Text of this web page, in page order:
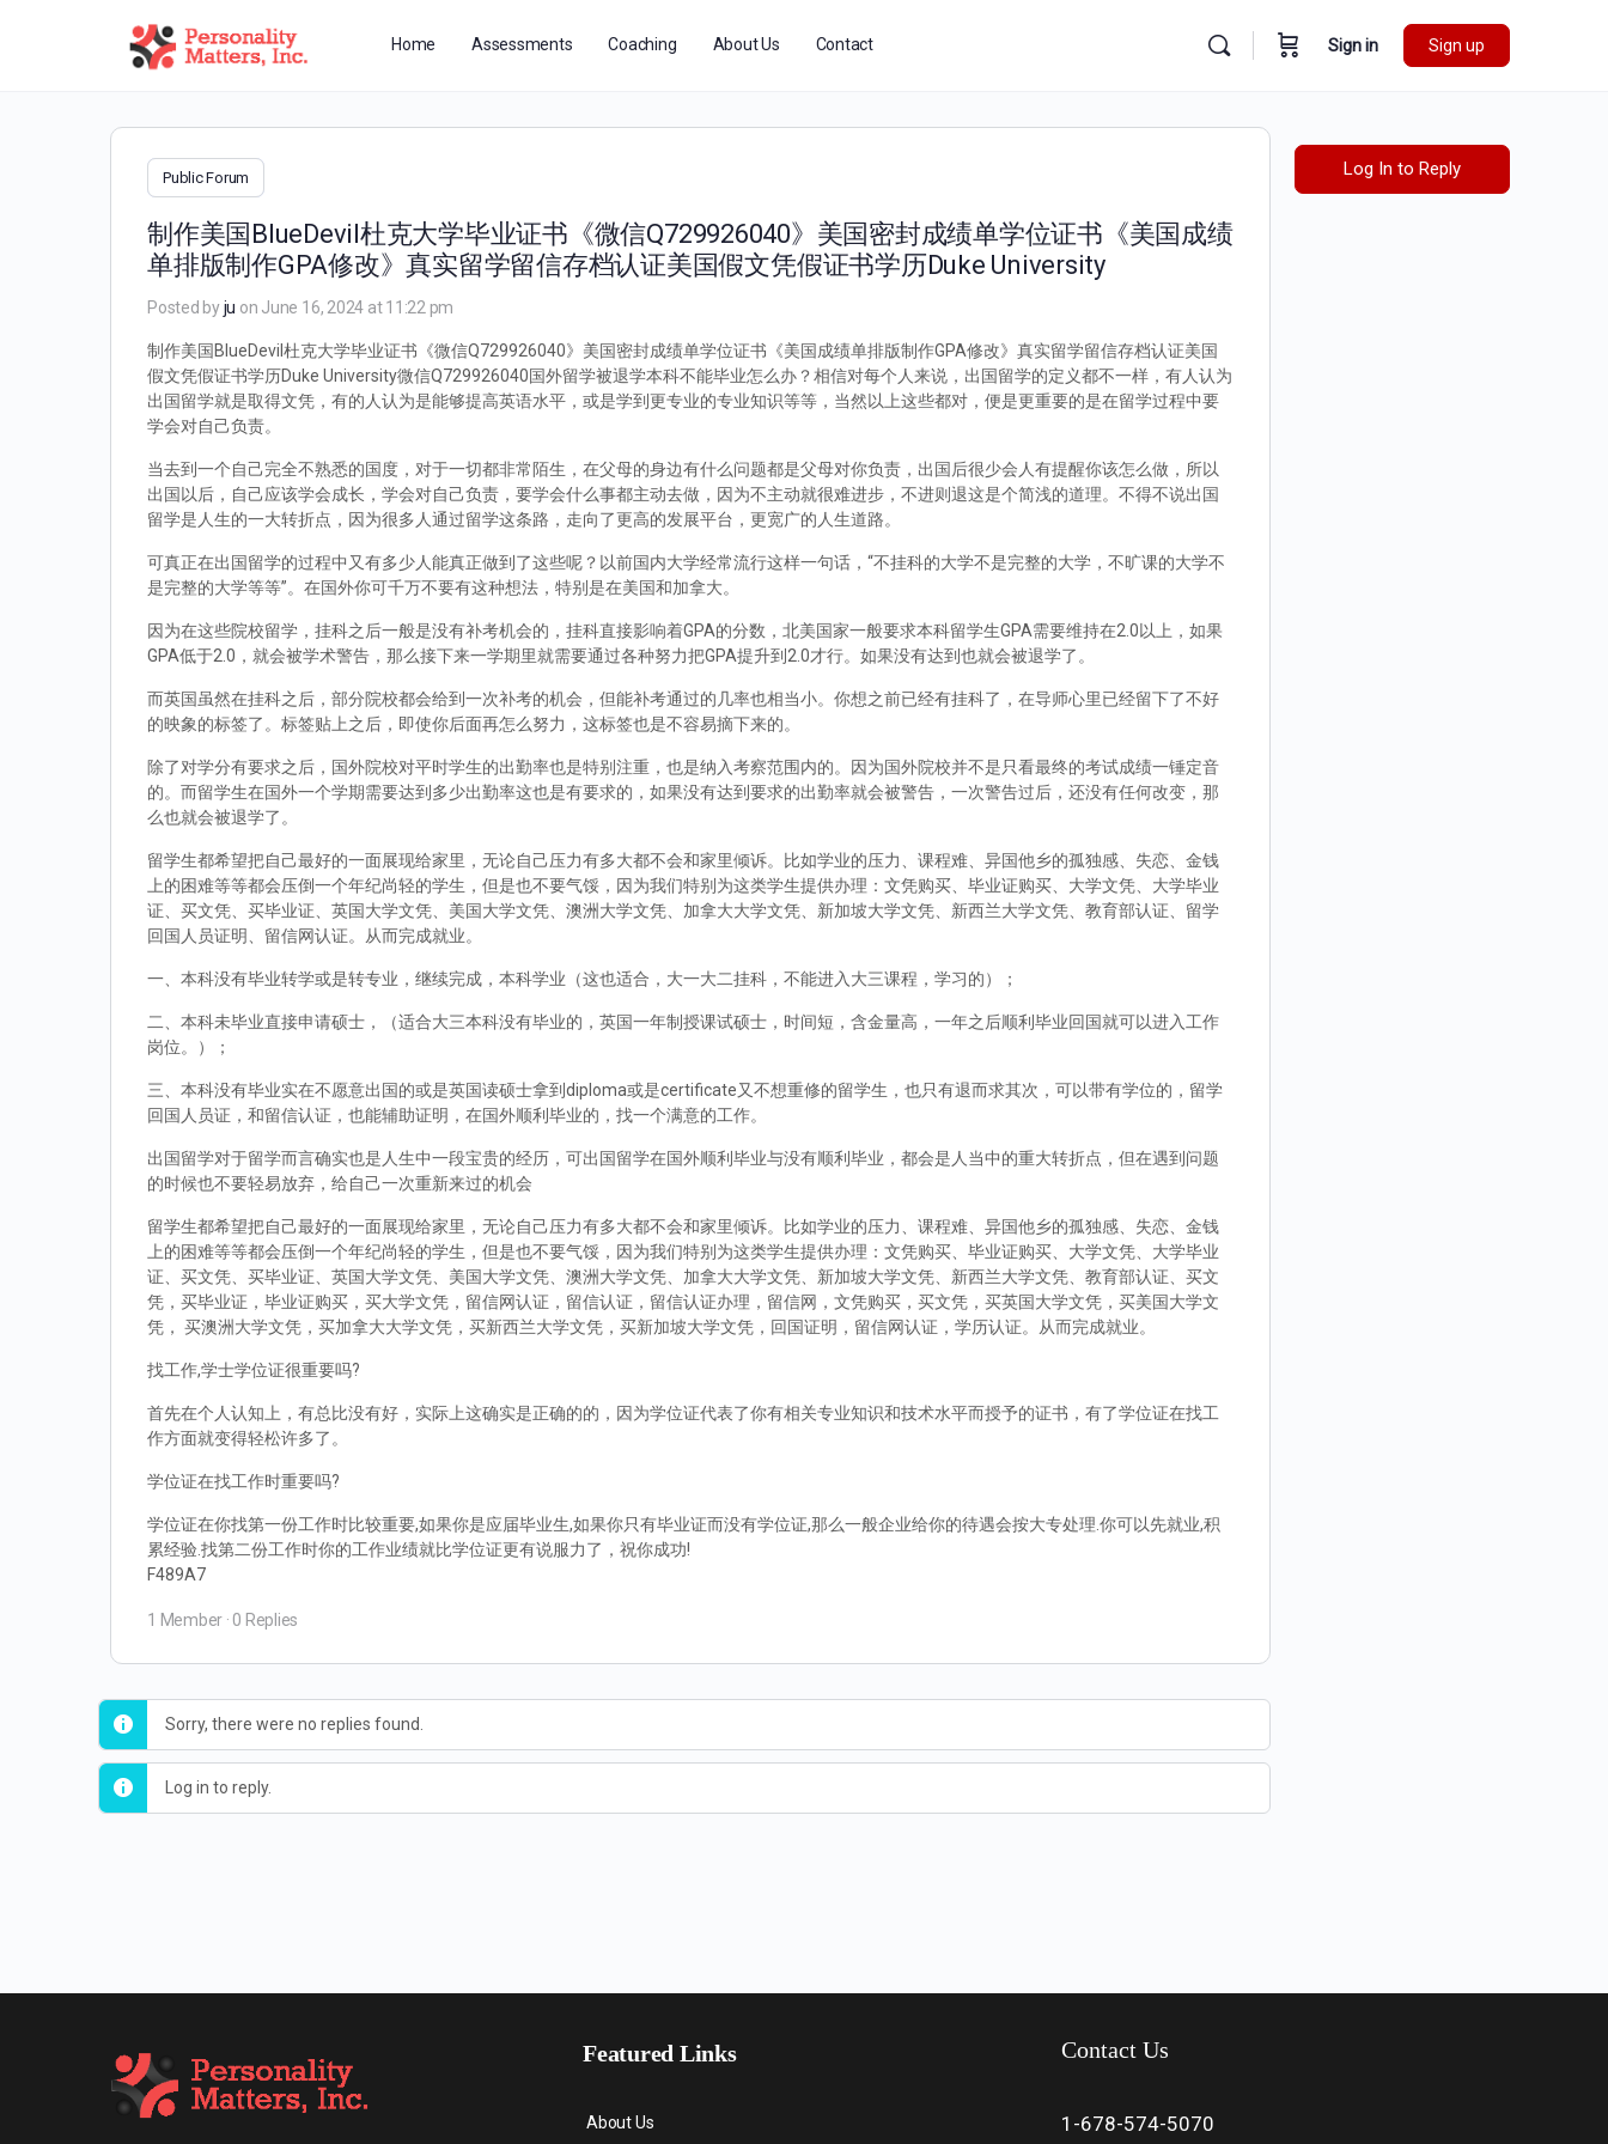
Home Assessments Coaching About Us Contact Sign in Sign up
Public Forum
制作美国BlueDevil杜克大学毕业证书《微信Q729926040》美国密封成绩单学位证书《美国成绩
单排版制作GPA修改》真实留学留信存档认证美国假文凭假证书学历Duke University
Posted byju on June 16, 2024 at 11:22 pm
制作美国BlueDevil杜克大学毕业证书《微信Q729926040》美国密封成绩单学位证书《美国成绩单排版制作GPA修改》真实留学留信存档认证美国
假文凭假证书学历Duke University微信Q729926040国外留学被退学本科不能毕业怎么办？相信对每个人来说，出国留学的定义都不一样，有人认为
出国留学就是取得文凭，有的人认为是能够提高英语水平，或是学到更专业的专业知识等等，当然以上这些都对，便是更重要的是在留学过程中要
学会对自己负责。
当去到一个自己完全不熟悉的国度，对于一切都非常陌生，在父母的身边有什么问题都是父母对你负责，出国后很少会人有提醒你该怎么做，所以
出国以后，自己应该学会成长，学会对自己负责，要学会什么事都主动去做，因为不主动就很难进步，不进则退这是个简浅的道理。不得不说出国
留学是人生的一大转折点，因为很多人通过留学这条路，走向了更高的发展平台，更宽广的人生道路。
可真正在出国留学的过程中又有多少人能真正做到了这些呢？以前国内大学经常流行这样一句话，“不挂科的大学不是完整的大学，不旷课的大学不
是完整的大学等等”。在国外你可千万不要有这种想法，特别是在美国和加拿大。
因为在这些院校留学，挂科之后一般是没有补考机会的，挂科直接影响着GPA的分数，北美国家一般要求本科留学生GPA需要维持在2.0以上，如果
GPA低于2.0，就会被学术警告，那么接下来一学期里就需要通过各种努力把GPA提升到2.0才行。如果没有达到也就会被退学了。
而英国虽然在挂科之后，部分院校都会给到一次补考的机会，但能补考通过的几率也相当小。你想之前已经有挂科了，在导师心里已经留下了不好
的映象的标签了。标签贴上之后，即使你后面再怎么努力，这标签也是不容易摘下来的。
除了对学分有要求之后，国外院校对平时学生的出勤率也是特别注重，也是纳入考察范围内的。因为国外院校并不是只看最终的考试成绩一锤定音
的。而留学生在国外一个学期需要达到多少出勤率这也是有要求的，如果没有达到要求的出勤率就会被警告，一次警告过后，还没有任何改变，那
么也就会被退学了。
留学生都希望把自己最好的一面展现给家里，无论自己压力有多大都不会和家里倾诉。比如学业的压力、课程难、异国他乡的孤独感、失恋、金钱
上的困难等等都会压倒一个年纪尚轻的学生，但是也不要气馁，因为我们特别为这类学生提供办理：文凭购买、毕业证购买、大学文凭、大学毕业
证、买文凭、买毕业证、英国大学文凭、美国大学文凭、澳洲大学文凭、加拿大大学文凭、新加坡大学文凭、新西兰大学文凭、教育部认证、留学
回国人员证明、留信网认证。从而完成就业。
一、本科没有毕业转学或是转专业，继续完成，本科学业（这也适合，大一大二挂科，不能进入大三课程，学习的）；
二、本科未毕业直接申请硕士，（适合大三本科没有毕业的，英国一年制授课试硕士，时间短，含金量高，一年之后顺利毕业回国就可以进入工作
岗位。）；
三、本科没有毕业实在不愿意出国的或是英国读硕士拿到diploma或是certificate又不想重修的留学生，也只有退而求其次，可以带有学位的，留学
回国人员证，和留信认证，也能辅助证明，在国外顺利毕业的，找一个满意的工作。
出国留学对于留学而言确实也是人生中一段宝贵的经历，可出国留学在国外顺利毕业与没有顺利毕业，都会是人当中的重大转折点，但在遇到问题
的时候也不要轻易放弃，给自己一次重新来过的机会
留学生都希望把自己最好的一面展现给家里，无论自己压力有多大都不会和家里倾诉。比如学业的压力、课程难、异国他乡的孤独感、失恋、金钱
上的困难等等都会压倒一个年纪尚轻的学生，但是也不要气馁，因为我们特别为这类学生提供办理：文凭购买、毕业证购买、大学文凭、大学毕业
证、买文凭、买毕业证、英国大学文凭、美国大学文凭、澳洲大学文凭、加拿大大学文凭、新加坡大学文凭、新西兰大学文凭、教育部认证、买文
凭，买毕业证，毕业证购买，买大学文凭，留信网认证，留信认证，留信认证办理，留信网，文凭购买，买文凭，买英国大学文凭，买美国大学文
凭， 买澳洲大学文凭，买加拿大大学文凭，买新西兰大学文凭，买新加坡大学文凭，回国证明，留信网认证，学历认证。从而完成就业。
找工作,学士学位证很重要吗?
首先在个人认知上，有总比没有好，实际上这确实是正确的的，因为学位证代表了你有相关专业知识和技术水平而授予的证书，有了学位证在找工
作方面就变得轻松许多了。
学位证在找工作时重要吗?
学位证在你找第一份工作时比较重要,如果你是应届毕业生,如果你只有毕业证而没有学位证,那么一般企业给你的待遇会按大专处理.你可以先就业,积
累经验.找第二份工作时你的工作业绩就比学位证更有说服力了，祝你成功!
F489A7
1 Member · 0 Replies
Sorry, there were no replies found.
Log in to reply.
Log In to Reply
Featured Links
About Us
Contact Us
1-678-574-5070